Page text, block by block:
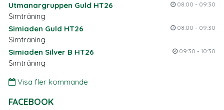
Utmanargruppen Guld HT26
08:00 - 09:30
Simträning
Simiaden Guld HT26
08:00 - 09:30
Simträning
Simiaden Silver B HT26
09:30 - 10:30
Simträning
Visa fler kommande
FACEBOOK